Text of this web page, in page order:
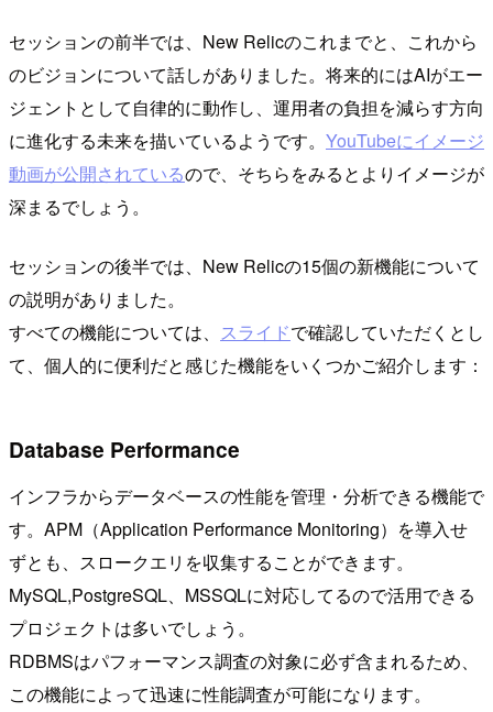
セッションの前半では、New Relicのこれまでと、これから
のビジョンについて話しがありました。将来的にはAIがエー
ジェントとして自律的に動作し、運用者の負担を減らす方向
に進化する未来を描いているようです。 YouTubeにイメージ
動画が公開されているので、そちらをみるとよりイメージが
深まるでしょう。
セッションの後半では、New Relicの15個の新機能について
の説明がありました。
すべての機能については、 スライドで確認していただくとし
て、個人的に便利だと感じた機能をいくつかご紹介します：
Database Performance
インフラからデータベースの性能を管理・分析できる機能で
す。APM（Application Performance Monitoring）を導入せ
ずとも、スロークエリを収集することができます。
MySQL,PostgreSQL、MSSQLに対応してるので活用できる
プロジェクトは多いでしょう。
RDBMSはパフォーマンス調査の対象に必ず含まれるため、
この機能によって迅速に性能調査が可能になります。